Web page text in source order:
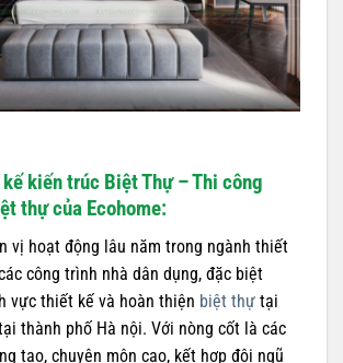
kiến trúc Biệt Thự – Thi công
thự của Ecohome:
vị hoạt động lâu năm trong ngành thiết
công trình nhà dân dụng, đặc biệt
vực thiết kế và hoàn thiện biệt thự tại
thành phố Hà nội. Với nòng cốt là các
tạo, chuyên môn cao, kết hợp đội ngũ